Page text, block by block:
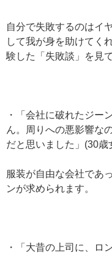
自分で失敗するのはイ
して我が身を助けてく
験した「失敗談」を見
・「会社に破れたジー
ん。周りへの悪影響な
だと思いました」(30
服装が自由な会社であ
ンが求められます。
・「大昔の上司に、ロ